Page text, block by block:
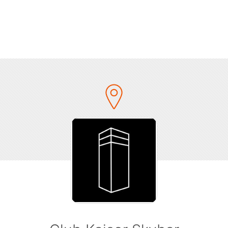
Music-Genres:
Tech-House / Minimal-Deeptech / Techno / House
// LINE UP:
Devano
+https://www.facebook.com/Devanomusic/